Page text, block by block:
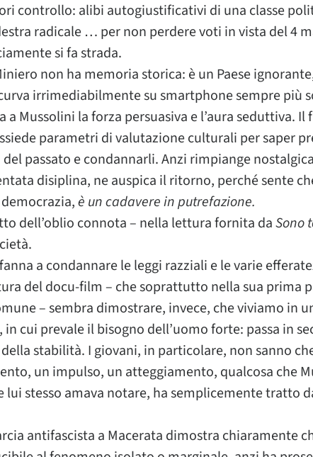
controllo: alibi autogiustificativi di una classe
radicale … per non perdere voti in vista del 4
si fa strada.
non ha memoria storica: è un Paese
irrimediabilmente su smartphone sempre più
a Mussolini la forza persuasiva e l’aura seduttiva.
parametri di valutazione culturali per saper
passato e condannarli. Anzi rimpiange
disiplina, ne auspica il ritorno, perché sente
è un cadavere in putrefazione.
dell’oblio connota – nella lettura fornita daSono
a condannare le leggi razziali e le varie
del docu-film – che soprattutto nella sua prima
– sembra dimostrare, invece, che viviamo in
in cui prevale il bisogno dell’uomo forte: passa in
stabilità. I giovani, in particolare, non sanno
un impulso, un atteggiamento, qualcosa che
stesso amava notare, ha semplicemente tratto
antifascista a Macerata dimostra chiaramente